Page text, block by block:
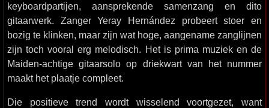
keyboardpartijen, aansprekende samenzang en dito
gitaarwerk. Zanger Yeray Hernández probeert stoer en
bozig te klinken, maar zijn wat hoge, aangename zanglijnen
zijn toch vooral erg melodisch. Het is prima muziek en de
Maiden-achtige gitaarsolo op driekwart van het nummer
maakt het plaatje compleet.
Die positieve trend wordt wisselend voortgezet, want